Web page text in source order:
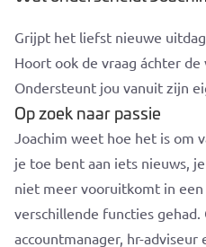
Grijpt het liefst nieuwe
Hoort ook de vraag áchter de
Ondersteunt jou vanuit zijn
Op zoek naar passie
Joachim weet hoe het is om
je toe bent aan iets nieuws,
niet meer vooruitkomt in een
verschillende functies gehad.
accountmanager, hr-